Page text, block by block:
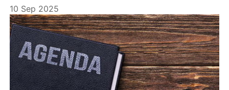
y
10 Sep 2025